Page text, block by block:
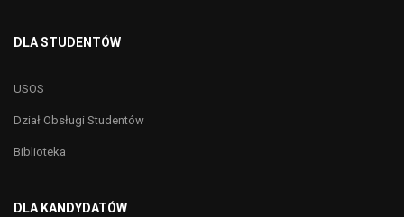
DLA STUDENTÓW
USOS
Dział Obsługi Studentów
Biblioteka
DLA KANDYDATÓW